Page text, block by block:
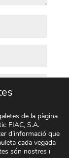
vegadade la pàgina
FIAC, S.A.
d’informació que
cada vegada
són nostres i